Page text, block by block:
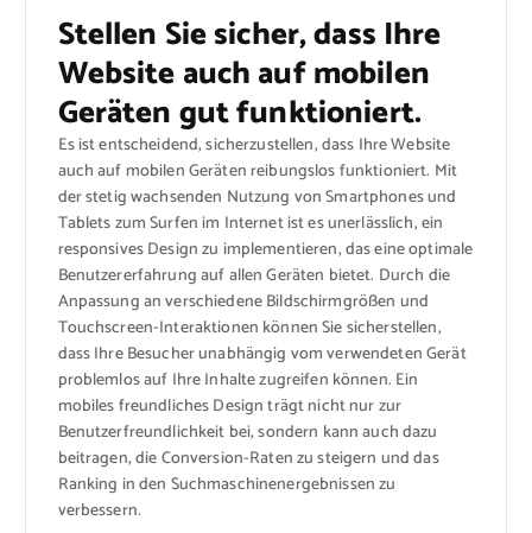
Stellen Sie sicher, dass Ihre
Website auch auf mobilen
Geräten gut funktioniert.
Es ist entscheidend, sicherzustellen, dass Ihre Website
auch auf mobilen Geräten reibungslos funktioniert. Mit
der stetig wachsenden Nutzung von Smartphones und
Tablets zum Surfen im Internet ist es unerlässlich, ein
responsives Design zu implementieren, das eine optimale
Benutzererfahrung auf allen Geräten bietet. Durch die
Anpassung an verschiedene Bildschirmgrößen und
Touchscreen-Interaktionen können Sie sicherstellen,
dass Ihre Besucher unabhängig vom verwendeten Gerät
problemlos auf Ihre Inhalte zugreifen können. Ein
mobiles freundliches Design trägt nicht nur zur
Benutzerfreundlichkeit bei, sondern kann auch dazu
beitragen, die Conversion-Raten zu steigern und das
Ranking in den Suchmaschinenergebnissen zu
verbessern.